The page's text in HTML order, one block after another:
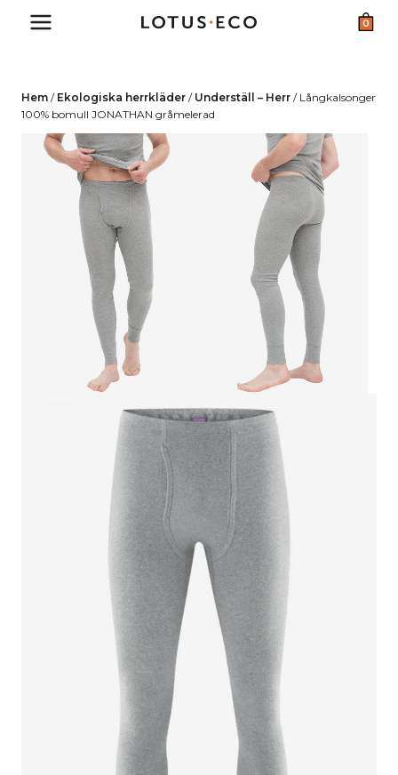
0
Hem / Ekologiska herrkläder / Underställ – Herr / Långkalsonger
100% bomull JONATHAN gråmelerad